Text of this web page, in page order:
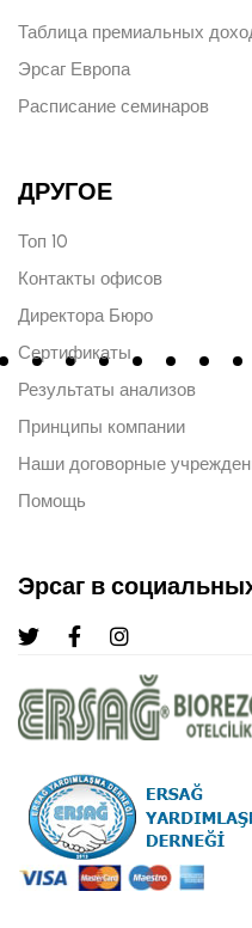
Таблица премиальных
Эрсаг Европа
Расписание семинаров
ДРУГОЕ
Топ 10
Контакты офисов
Директора Бюро
Сертификаты
Результаты анализов
Принципы компании
Наши договорные
Помощь
Эрсаг в